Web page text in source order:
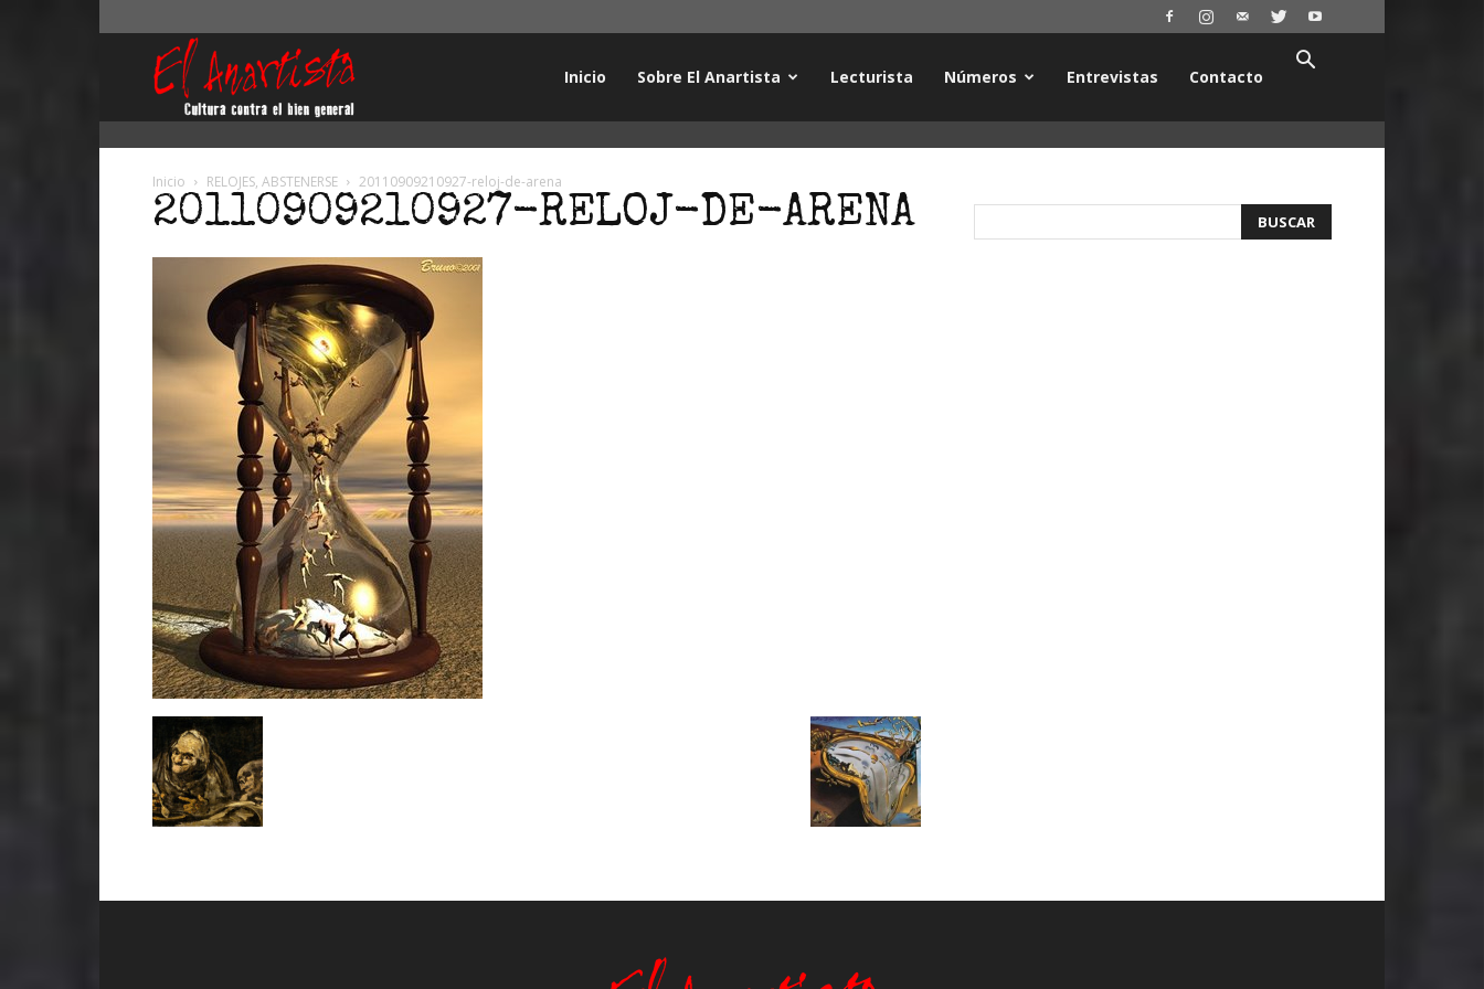
Inicio Sobre El Anartista Lecturista Números Entrevistas Contacto
Inicio RELOJES, ABSTENERSE 20110909210927-reloj-de-arena
20110909210927-RELOJ-DE-ARENA